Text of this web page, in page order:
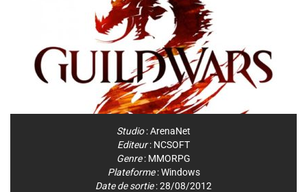
Studio:ArenaNet
Editeur: NCSOFT
Genre: MMORPG
Plateforme:Windows
Date de sortie: 28/08/2012